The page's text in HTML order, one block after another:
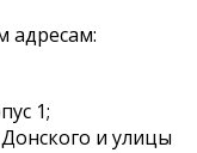
адресам:
1;
и улицы